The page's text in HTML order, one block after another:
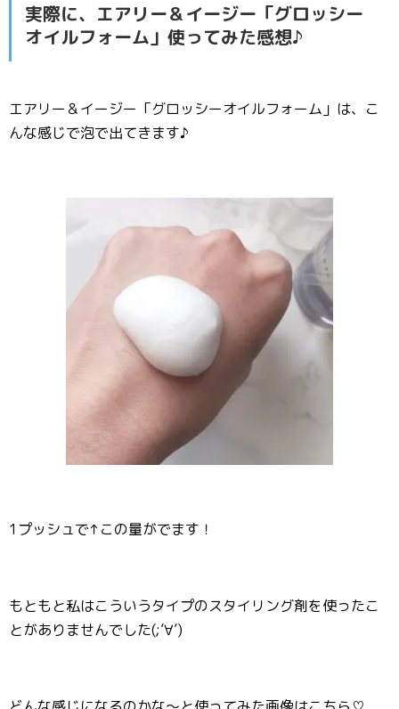
実際に、エアリー＆イージー「グロッシー
オイルフォーム」使ってみた感想♪
エアリー＆イージー「グロッシーオイルフォーム」は、こ
んな感じで泡で出てきます♪
1プッシュで↑この量がでます！
もともと私はこういうタイプのスタイリング剤を使ったこ
とがありませんでした(;’∀’)